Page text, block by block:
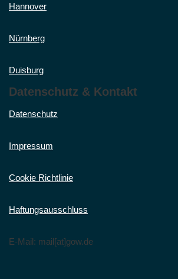
Hannover
Nürnberg
Duisburg
Datenschutz & Kontakt
Datenschutz
Impressum
Cookie Richtlinie
Haftungsausschluss
E-Mail: mail[at]gow.de